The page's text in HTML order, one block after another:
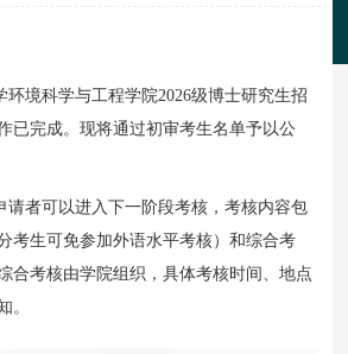
境科学与工程学院2026级博士研究生招
已完成。现将通过初审考生名单予以公
者可以进入下一阶段考核，考核内容包
考生可免参加外语水平考核）和综合考
合考核由学院组织，具体考核时间、地点
。